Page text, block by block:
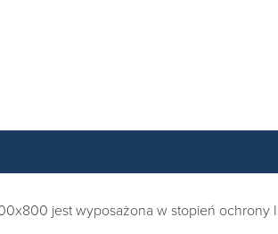
jest wyposażona w stopień ochrony